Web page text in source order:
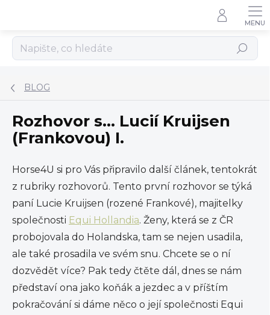
Hledat
BLOG
Rozhovor s... Lucií Kruijsen
(Frankovou) I.
Horse4U si pro Vás připravilo další článek, tentokrát
z rubriky rozhovorů. Tento první rozhovor se týká
paní Lucie Kruijsen (rozené Frankové), majitelky
společnosti Equi Hollandia. Ženy, která se z ČR
probojovala do Holandska, tam se nejen usadila,
ale také prosadila ve svém snu. Chcete se o ní
dozvědět více? Pak tedy čtěte dál, dnes se nám
představí ona jako koňák a jezdec a v příštím
pokračování si dáme něco o její společnosti Equi